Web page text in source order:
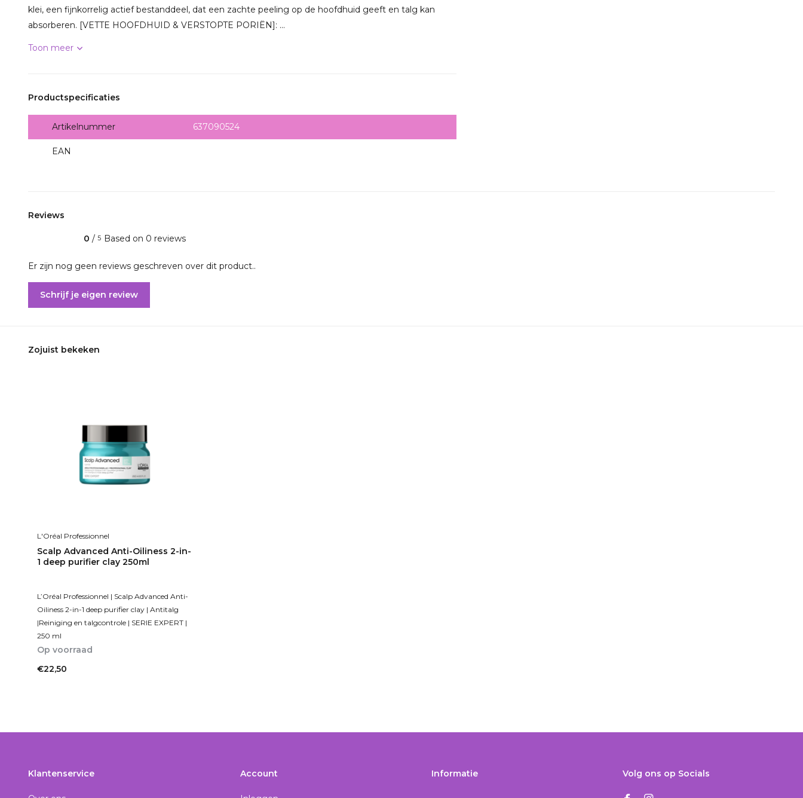
klei, een fijnkorrelig actief bestanddeel, dat een zachte peeling op de hoofdhuid geeft en talg kan
absorberen. [VETTE HOOFDHUID & VERSTOPTE PORIËN]: ...
Toon meer
Productspecificaties
Artikelnummer 637090524
EAN
Reviews
0 / 5 Based on 0 reviews
Er zijn nog geen reviews geschreven over dit product..
Schrijf je eigen review
Zojuist bekeken
L'Oréal Professionnel
Scalp Advanced Anti-Oiliness 2-in-
1 deep purifier clay 250ml
L’Oréal Professionnel | Scalp Advanced Anti-
Oiliness 2-in-1 deep purifier clay | Antitalg
|Reiniging en talgcontrole | SERIE EXPERT |
250 ml
Op voorraad
€22,50
Klantenservice Account Informatie Volg ons op Socials